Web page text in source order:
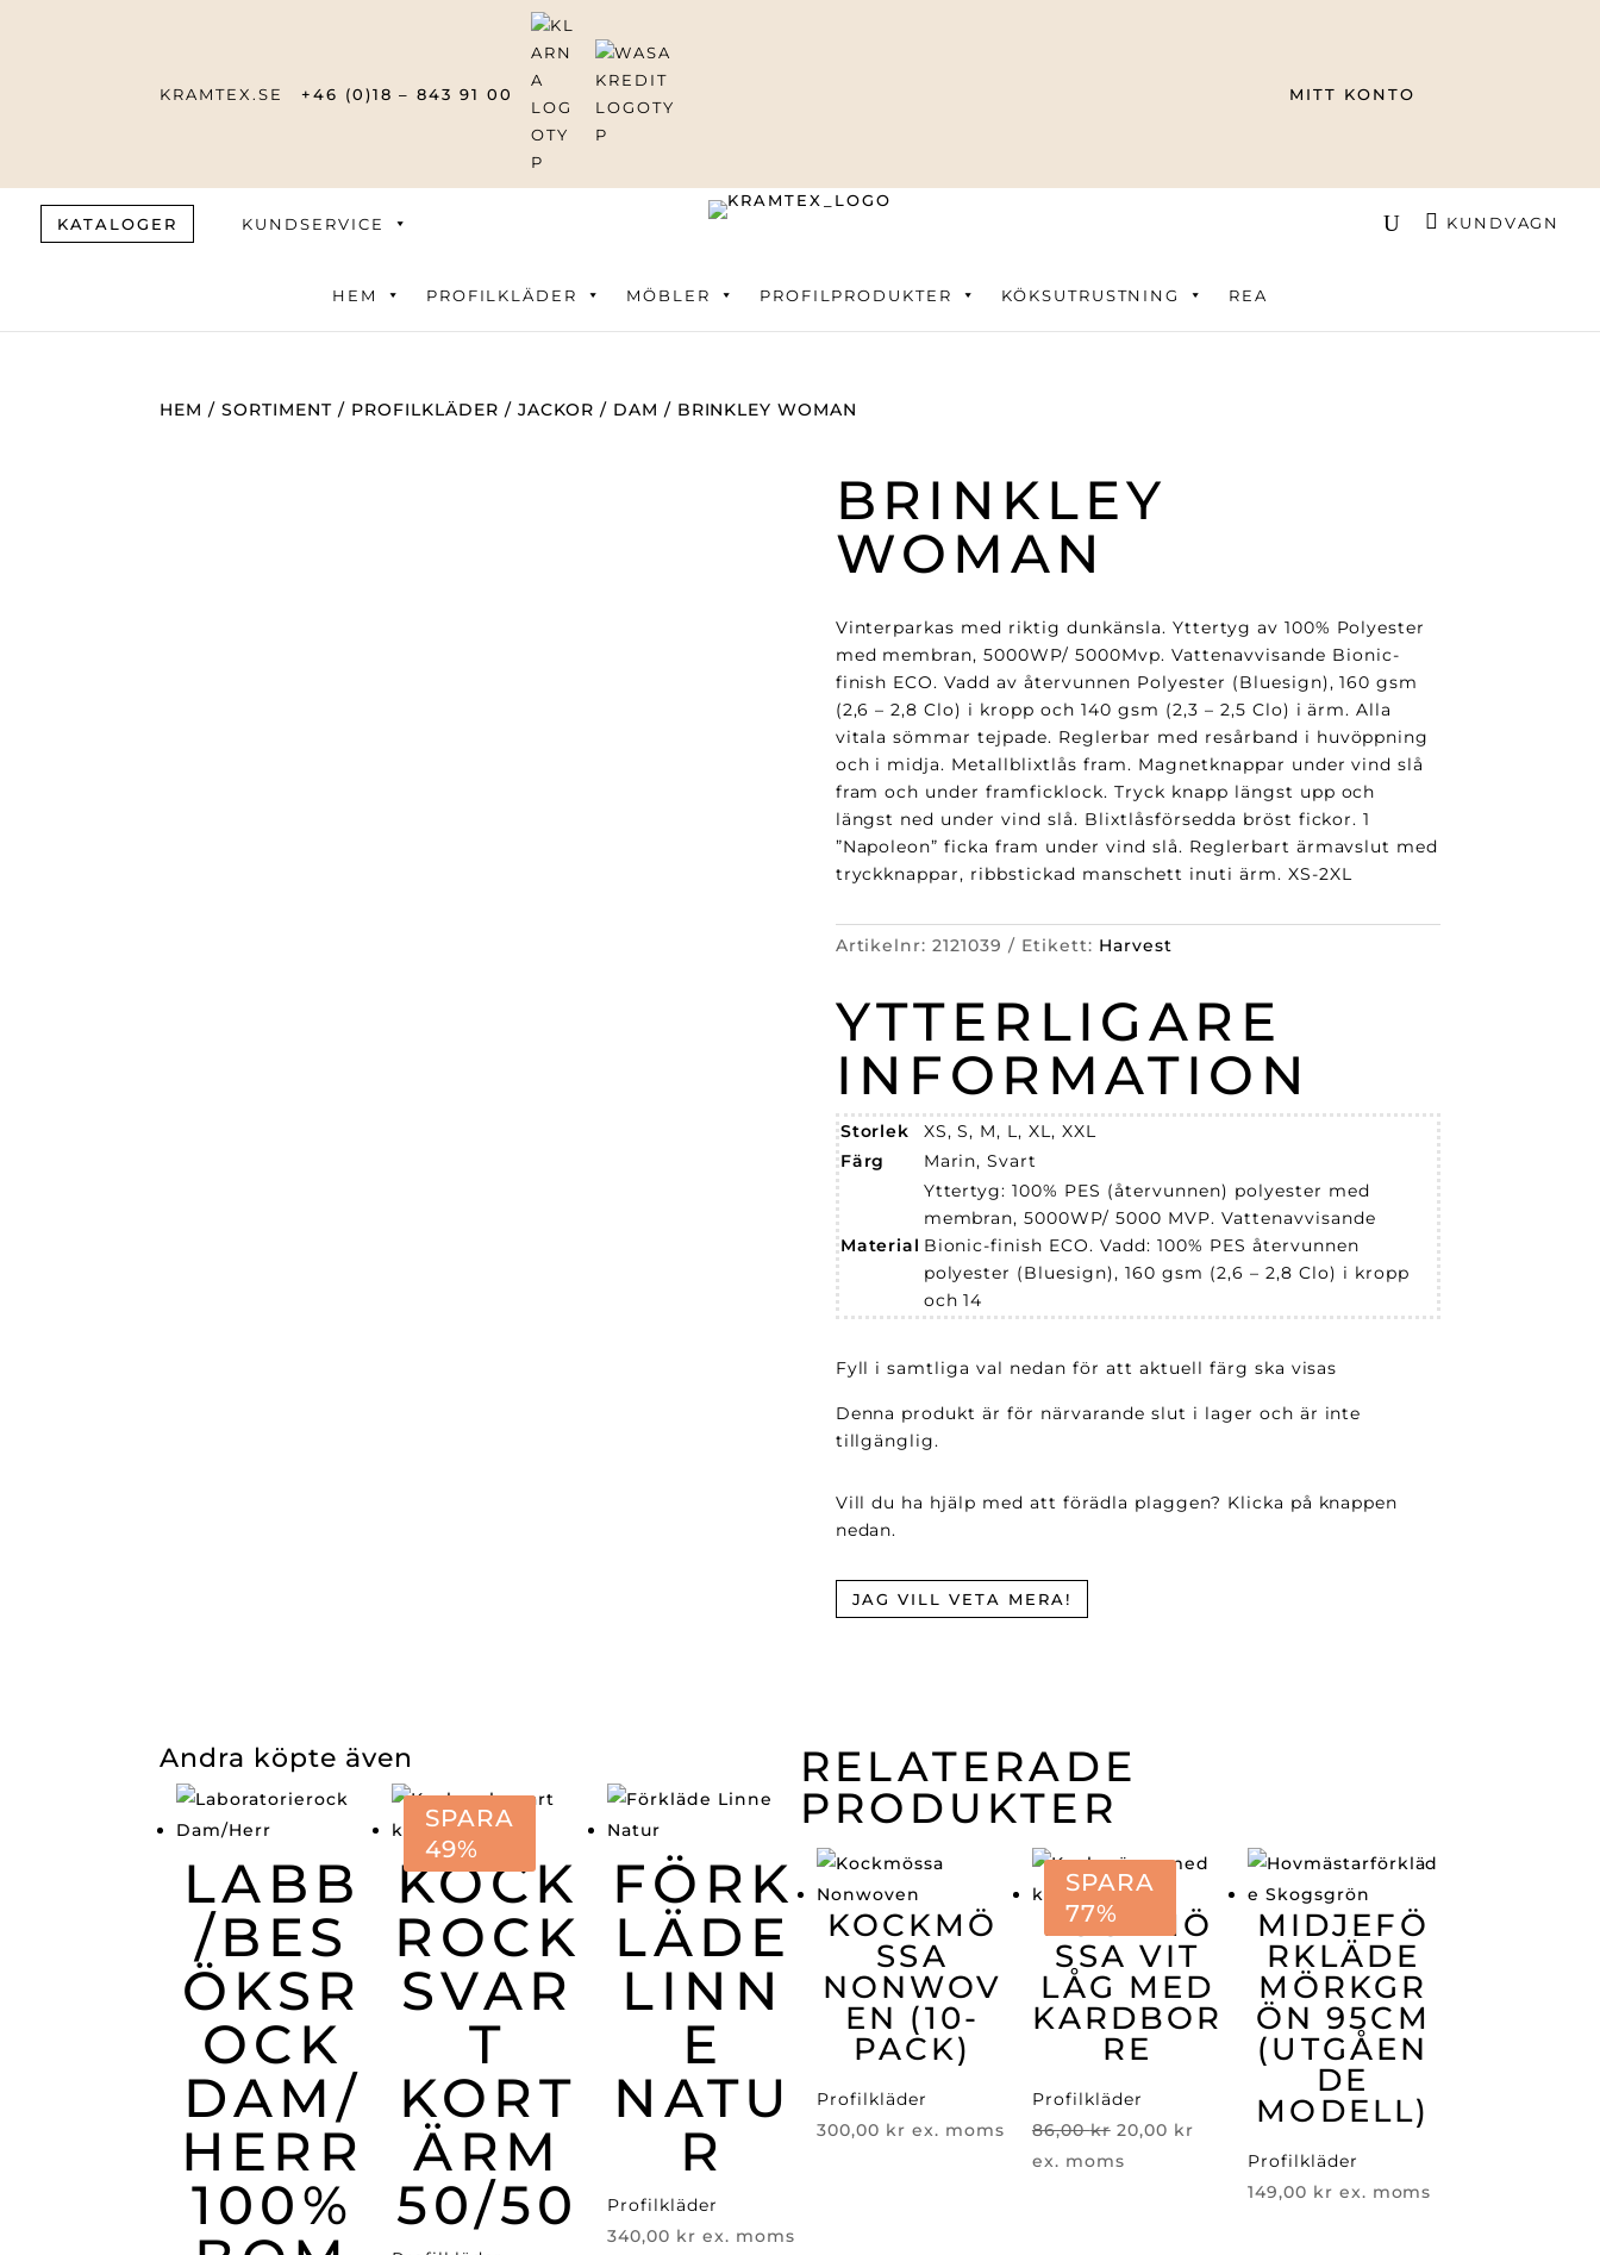
KRAMTEX.SE +46 (0)18 – 843 91 00 MITT KONTO
KATALOGER KUNDSERVICE KUNDVAGN
HEM PROFILKLÄDER MÖBLER PROFILPRODUKTER KÖKSUTRUSTNING REA
Produktsökning
HEM /SORTIMENT / PROFILKLÄDER / JACKOR / DAM / BRINKLEY WOMAN
BRINKLEY
WOMAN
Vinterparkas med riktig dunkänsla. Yttertyg av 100% Polyester
med membran, 5000WP/ 5000Mvp. Vattenavvisande Bionic-
finish ECO. Vadd av återvunnen Polyester (Bluesign), 160 gsm
(2,6 – 2,8 Clo) i kropp och 140 gsm (2,3 – 2,5 Clo) i ärm. Alla
vitala sömmar tejpade. Reglerbar med resårband i huvöppning
och i midja. Metallblixtlås fram. Magnetknappar under vind slå
fram och under framficklock. Tryck knapp längst upp och
längst ned under vind slå. Blixtlåsförsedda bröst fickor. 1
”Napoleon” ficka fram under vind slå. Reglerbart ärmavslut med
tryckknappar, ribbstickad manschett inuti ärm. XS-2XL
Artikelnr:2121039 Etikett: Harvest
YTTERLIGARE
INFORMATION
Storlek
XS, S, M, L, XL, XXL
Färg
Marin, Svart
Material
Yttertyg: 100% PES (återvunnen) polyester med
membran, 5000WP/ 5000 MVP. Vattenavvisande
Bionic-finish ECO. Vadd: 100% PES återvunnen
polyester (Bluesign), 160 gsm (2,6 – 2,8 Clo) i kropp
och 14
Fyll i samtliga val nedan för att aktuell färg ska visas
Denna produkt är för närvarande slut i lager och är inte
tillgänglig.
Vill du ha hjälp med att förädla plaggen? Klicka på knappen
nedan.
JAG VILL VETA MERA!
Andra köpte även
LABB
/BES
ÖKSR
OCK
DAM/
HERR
100%
SPARA
49%
KOCK
ROCK
SVAR
T
KORT
ÄRM
50/50
FÖRK
LÄDE
LINN
E
NATU
R
Profilkläder
340,00 kr ex. moms
RELATERADE
PRODUKTER
KOCKMÖ
SSA
NONWOV
EN (10-
PACK)
Profilkläder
300,00 kr ex. moms
SPARA
77%
KOCKMÖ
SSA VIT
LÅG MED
KARDBOR
RE
Profilkläder
86,00kr Det
ursprungliga
20,00 krDet
nuvarande
priset
ex. moms
MIDJEFÖ
RKLÄDE
MÖRKGR
ÖN 95CM
(UTGÅEN
DE
MODELL)
Profilkläder
149,00 kr ex. moms